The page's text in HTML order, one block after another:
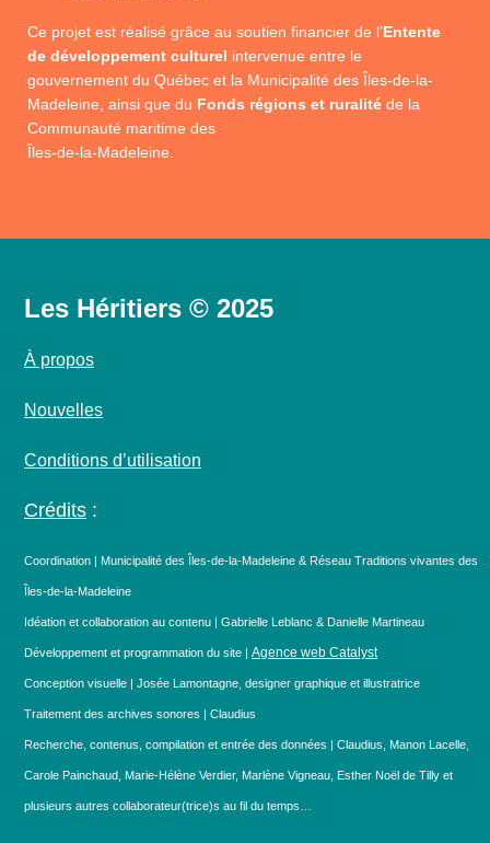
Ce projet est réalisé grâce au soutien financier de l’Entente
de développement culturel intervenue entre le
gouvernement du Québec et la Municipalité des Îles-de-la-
Madeleine, ainsi que du Fonds régions et ruralité de la
Communauté maritime des
Îles-de-la-Madeleine.
Les Héritiers © 2025
À propos
Nouvelles
Conditions d’utilisation
Crédits :
Coordination | Municipalité des Îles-de-la-Madeleine & Réseau Traditions vivantes des
Îles-de-la-Madeleine
Idéation et collaboration au contenu | Gabrielle Leblanc & Danielle Martineau
Développement et programmation du site | Agence web Catalyst
Conception visuelle | Josée Lamontagne, designer graphique et illustratrice
Traitement des archives sonores | Claudius
Recherche, contenus, compilation et entrée des données | Claudius, Manon Lacelle,
Carole Painchaud, Marie-Hélène Verdier, Marlène Vigneau, Esther Noël de Tilly et
plusieurs autres collaborateur(trice)s au fil du temps…